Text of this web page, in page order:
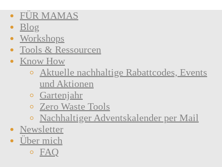
FÜR MAMAS
Blog
Workshops
Tools & Ressourcen
Know How
Aktuelle nachhaltige Rabattcodes, Events
und Aktionen
Gartenjahr
Zero Waste Tools
Nachhaltiger Adventskalender per Mail
Newsletter
Über mich
FAQ